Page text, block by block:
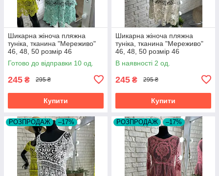
Шикарна жіноча пляжна
туніка, тканина "Мереживо"
46, 48, 50 розмір 46
Готово до відправки 10 од.
245 ₴ 295 ₴
Купити
Шикарна жіноча пляжна
туніка, тканина "Мереживо"
46, 48, 50 розмір 46
В наявності 2 од.
245 ₴ 295 ₴
Купити
РОЗПРОДАЖ –17% РОЗПРОДАЖ –17%